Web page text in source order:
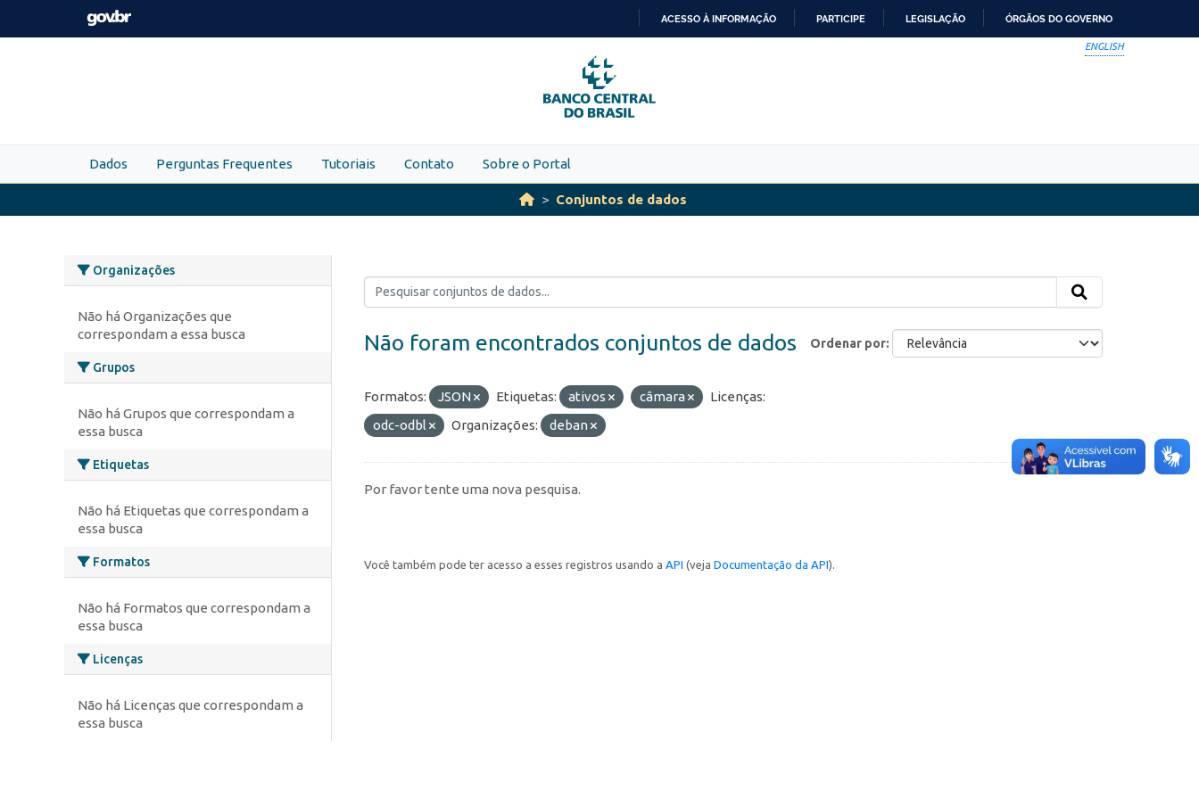
Skip to main content
PARA
O
CONTEÚDO
ACESSO À INFORMAÇÃO PARTICIPE LEGISLAÇÃO ÓRGÃOS DO GOVERNO
ENGLISH
Dados Perguntas Frequentes Tutoriais Contato Sobre o Portal
Conjuntos de dados
Organizações
Não há Organizações que
correspondam a essa busca
Grupos
Não há Grupos que correspondam a
essa busca
Etiquetas
Não há Etiquetas que correspondam a
essa busca
Formatos
Não há Formatos que correspondam a
essa busca
Licenças
Não há Licenças que correspondam a
essa busca
Ordenar por
Não foram encontrados conjuntos de dados
Formatos: JSON Etiquetas: ativos câmara
Licenças:
odc-odbl
Organizações: deban
Por favor tente uma nova pesquisa.
Você também pode ter acesso a esses registros usando a API (veja Documentação da API).